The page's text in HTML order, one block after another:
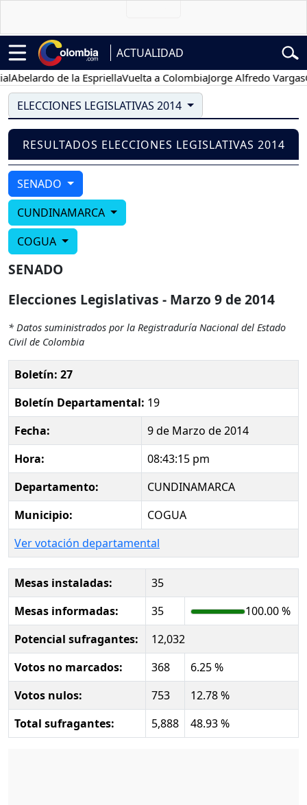
ACTUALIDAD
Abelardo de la EspriellaVuelta a ColombiaJorge Alfredo Vargas
ELECCIONES LEGISLATIVAS 2014
RESULTADOS ELECCIONES LEGISLATIVAS 2014
SENADO
CUNDINAMARCA
COGUA
SENADO
Elecciones Legislativas - Marzo 9 de 2014
* Datos suministrados por la Registraduría Nacional del Estado
Civil de Colombia
Boletín: 27
Boletín Departamental: 19
Fecha:
9 de Marzo de 2014
Hora:
08:43:15 pm
Departamento:
CUNDINAMARCA
Municipio:
COGUA
Ver votación departamental
Mesas instaladas:
35
Mesas informadas:
35
100.00 %
Potencial sufragantes:
12,032
Votos no marcados:
368
6.25 %
Votos nulos:
753
12.78 %
Total sufragantes:
5,888 48.93 %